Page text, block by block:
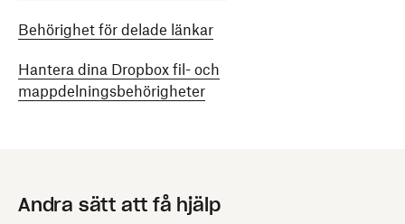
Behörighet för delade länkar
Hantera dina Dropbox fil- och
mappdelningsbehörigheter
Andra sätt att få hjälp